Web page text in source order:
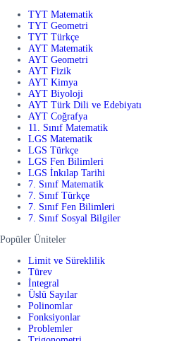
TYT Matematik
TYT Geometri
TYT Türkçe
AYT Matematik
AYT Geometri
AYT Fizik
AYT Kimya
AYT Biyoloji
AYT Türk Dili ve Edebiyatı
AYT Coğrafya
11. Sınıf Matematik
LGS Matematik
LGS Türkçe
LGS Fen Bilimleri
LGS İnkılap Tarihi
7. Sınıf Matematik
7. Sınıf Türkçe
7. Sınıf Fen Bilimleri
7. Sınıf Sosyal Bilgiler
Popüler Üniteler
Limit ve Süreklilik
Türev
İntegral
Üslü Sayılar
Polinomlar
Fonksiyonlar
Problemler